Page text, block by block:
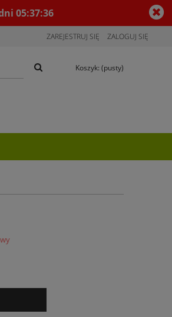
05:37:35
ZAREJESTRUJ SIĘ ZALOGUJ SIĘ
Koszyk: (pusty)